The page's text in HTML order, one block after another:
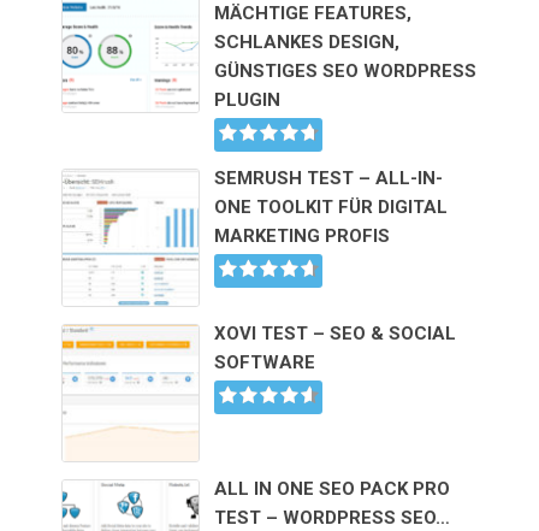
MÄCHTIGE FEATURES,
SCHLANKES DESIGN,
GÜNSTIGES SEO WORDPRESS
PLUGIN
SEMRUSH TEST – ALL-IN-
ONE TOOLKIT FÜR DIGITAL
MARKETING PROFIS
XOVI TEST – SEO & SOCIAL
SOFTWARE
ALL IN ONE SEO PACK PRO
TEST – WORDPRESS SEO…